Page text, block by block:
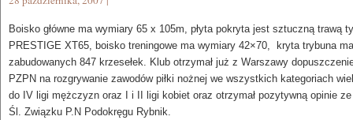
Boisko główne ma wymiary 65 x 105m, płyta pokryta jest sztuczną trawą
PRESTIGE XT65, boisko treningowe ma wymiary 42×70, kryta trybuna ma
zabudowanych 847 krzesełek. Klub otrzymał już z Warszawy
PZPN na rozgrywanie zawodów piłki nożnej we wszystkich kategoriach
do IV ligi mężczyzn oraz I i II ligi kobiet oraz otrzymał pozytywną opinie
Śl. Związku P.N Podokręgu Rybnik.